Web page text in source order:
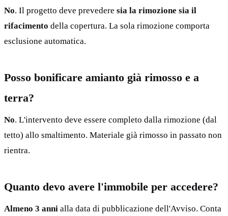
No. Il progetto deve prevedere sia la rimozione sia il
rifacimento della copertura. La sola rimozione comporta
esclusione automatica.
Posso bonificare amianto già rimosso e a
terra?
No. L'intervento deve essere completo dalla rimozione (dal
tetto) allo smaltimento. Materiale già rimosso in passato non
rientra.
Quanto devo avere l'immobile per accedere?
Almeno 3 anni alla data di pubblicazione dell'Avviso. Conta